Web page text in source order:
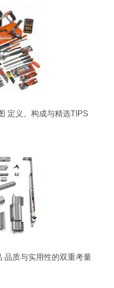
定义、构成与精选TIPS
品质与实用性的双重考量